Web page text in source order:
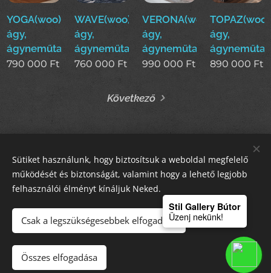
YOGA(woo)boxspring
ágy,
ágyneműtartós
790 000 Ft
WAVE(woo)boxspring
ágy,
ágyneműtartós
760 000 Ft
VERONA(woo)boxspring
ágy,
ágyneműtartós
990 000 Ft
ágy,
890 000 Ft
Következő
STIL GALLERY KFT
Sütiket használunk, hogy biztosítsuk a weboldal megfelelő
működését és biztonságát, valamint hogy a lehető legjobb
felhasználói élményt kínáljuk Neked.
Csak a legszükségesebbek elfogadása
Összes elfogadása
Stil Gallery Bútor
Üzenj nekünk!